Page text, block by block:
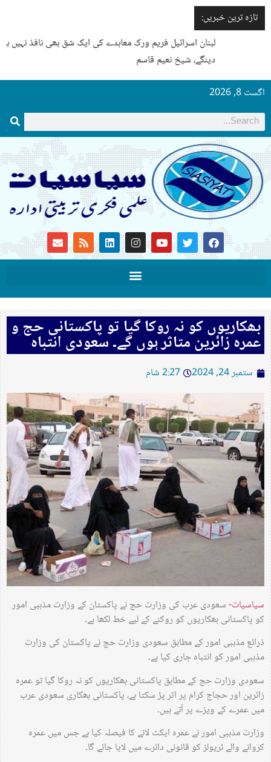
تازہ ترین خبریں:
لبنان اسرائیل فریم ورک معاہدے کی ایک شق بھی نافذ نہیں ہونے
دینگے، شیخ نعیم قاسم
اگست 8, 2026
بھکاریوں کو نہ روکا گیا تو پاکستانی حج و
عمرہ زائرین متاثر ہوں گے۔ سعودی انتباہ
ستمبر 24, 2024 2:27 شام
سیاسیات-سعودی عرب کی وزارت حج نے پاکستان کے وزارت مذہبی امور
کو پاکستانی بھکاریوں کو روکنے کے لیے خط لکھا ہے۔
ذرائع مذہبی امور کے مطابق سعودی وزارت حج نے پاکستان کی وزارت
مذہبی امور کو انتباہ جاری کیا ہے۔
سعودی وزارت حج کے مطابق پاکستانی بھکاریوں کو نہ روکا گیا تو عمرہ
زائرین اور حجاج کرام پر اثر پڑ سکتا ہے، پاکستانی بھکاری سعودی عرب
میں عمرے کے ویزے پر آتے ہیں۔
وزارت مذہبی امور نے عمرہ ایکٹ لانے کا فیصلہ کیا ہے جس میں عمرہ
کروانے والے ٹریولز کو قانونی دائرے میں لایا جائے گا۔